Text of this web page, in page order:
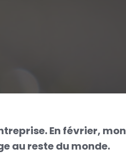
En février, mon
au reste du monde.